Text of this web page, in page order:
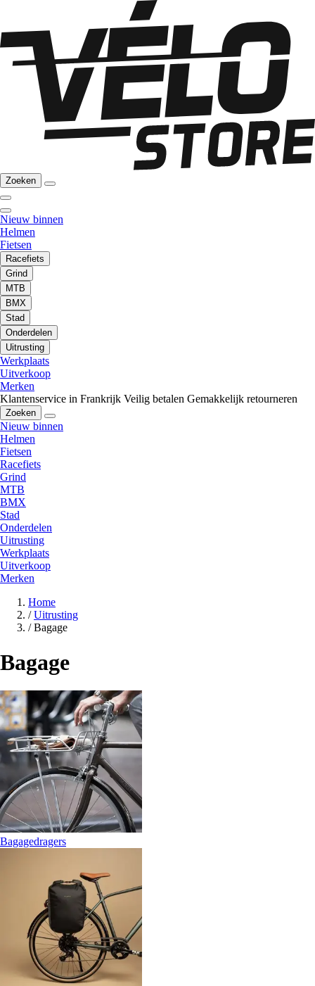
Zoeken
Nieuw binnen
Helmen
Fietsen
Racefiets
Grind
MTB
BMX
Stad
Onderdelen
Uitrusting
Werkplaats
Uitverkoop
Merken
Klantenservice in Frankrijk Veilig betalen Gemakkelijk retourneren
Zoeken
Nieuw binnen
Helmen
Fietsen
Racefiets
Grind
MTB
BMX
Stad
Onderdelen
Uitrusting
Werkplaats
Uitverkoop
Merken
Home
/ Uitrusting
/ Bagage
Bagage
Bagagedragers